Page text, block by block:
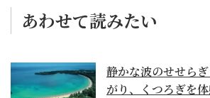
あわせて読みたい
静かな波のせせら
がり、くつろぎを